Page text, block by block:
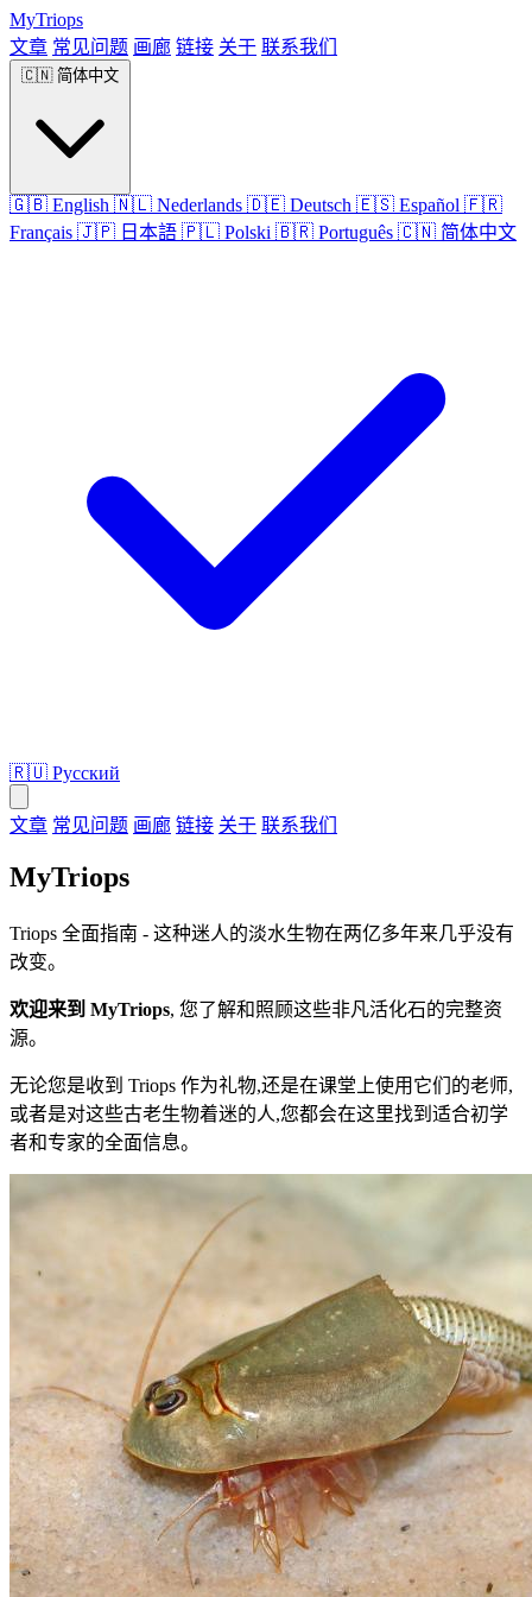
MyTriops
文章 常见问题 画廊 链接 关于 联系我们
🇨🇳 简体中文
🇬🇧 English 🇳🇱 Nederlands 🇩🇪 Deutsch 🇪🇸 Español 🇫🇷
Français 🇯🇵 日本語 🇵🇱 Polski 🇧🇷 Português 🇨🇳 简体中文
🇷🇺 Русский
文章 常见问题 画廊 链接 关于 联系我们
MyTriops
Triops 全面指南 - 这种迷人的淡水生物在两亿多年来几乎没有
改变。
欢迎来到 MyTriops, 您了解和照顾这些非凡活化石的完整资
源。
无论您是收到 Triops 作为礼物,还是在课堂上使用它们的老师,
或者是对这些古老生物着迷的人,您都会在这里找到适合初学
者和专家的全面信息。